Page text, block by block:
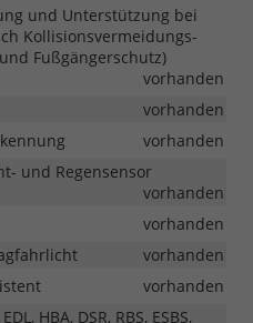
und Unterstützung bei
Kollisionsvermeidungs-
Fußgängerschutz)
vorhanden
vorhanden
vorhanden
und Regensensor
vorhanden
vorhanden
vorhanden
vorhanden
HBA, DSR, RBS, ESBS,